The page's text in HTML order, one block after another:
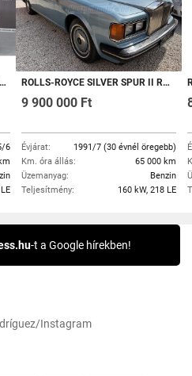
6
ROLLS-ROYCE SILVER SPUR II ROLLS-ROYCE SILVER SPUR II 6.75 V8 AUTOMATA IGAZI RITKASÁG!
9 900 000 Ft
Évjárat:
1991/7 (30 évnél öregebb)
Km. óra állás:
65 000 km
Üzemanyag:
Benzin
Teljesítmény:
160 kW, 218 LE
-t a Google hírekben!
Instagram